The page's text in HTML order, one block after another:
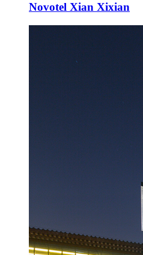
Novotel Xian Xixian